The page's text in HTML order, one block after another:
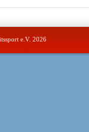
e.V. 2026